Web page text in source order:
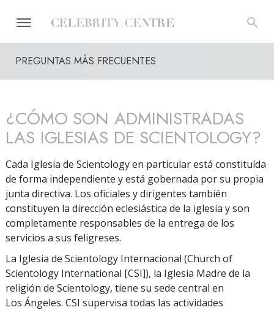
PREGUNTAS MÁS FRECUENTES
¿CÓMO SON ADMINISTRADAS
LAS IGLESIAS DE SCIENTOLOGY?
Cada Iglesia de Scientology en particular está constituída
de forma independiente y está gobernada por su propia
junta directiva. Los oficiales y dirigentes también
constituyen la dirección eclesiástica de la iglesia y son
completamente responsables de la entrega de los
servicios a sus feligreses.
La Iglesia de Scientology Internacional (Church of
Scientology International [CSI]), la Iglesia Madre de la
religión de Scientology, tiene su sede central en
Los Ángeles. CSI supervisa todas las actividades